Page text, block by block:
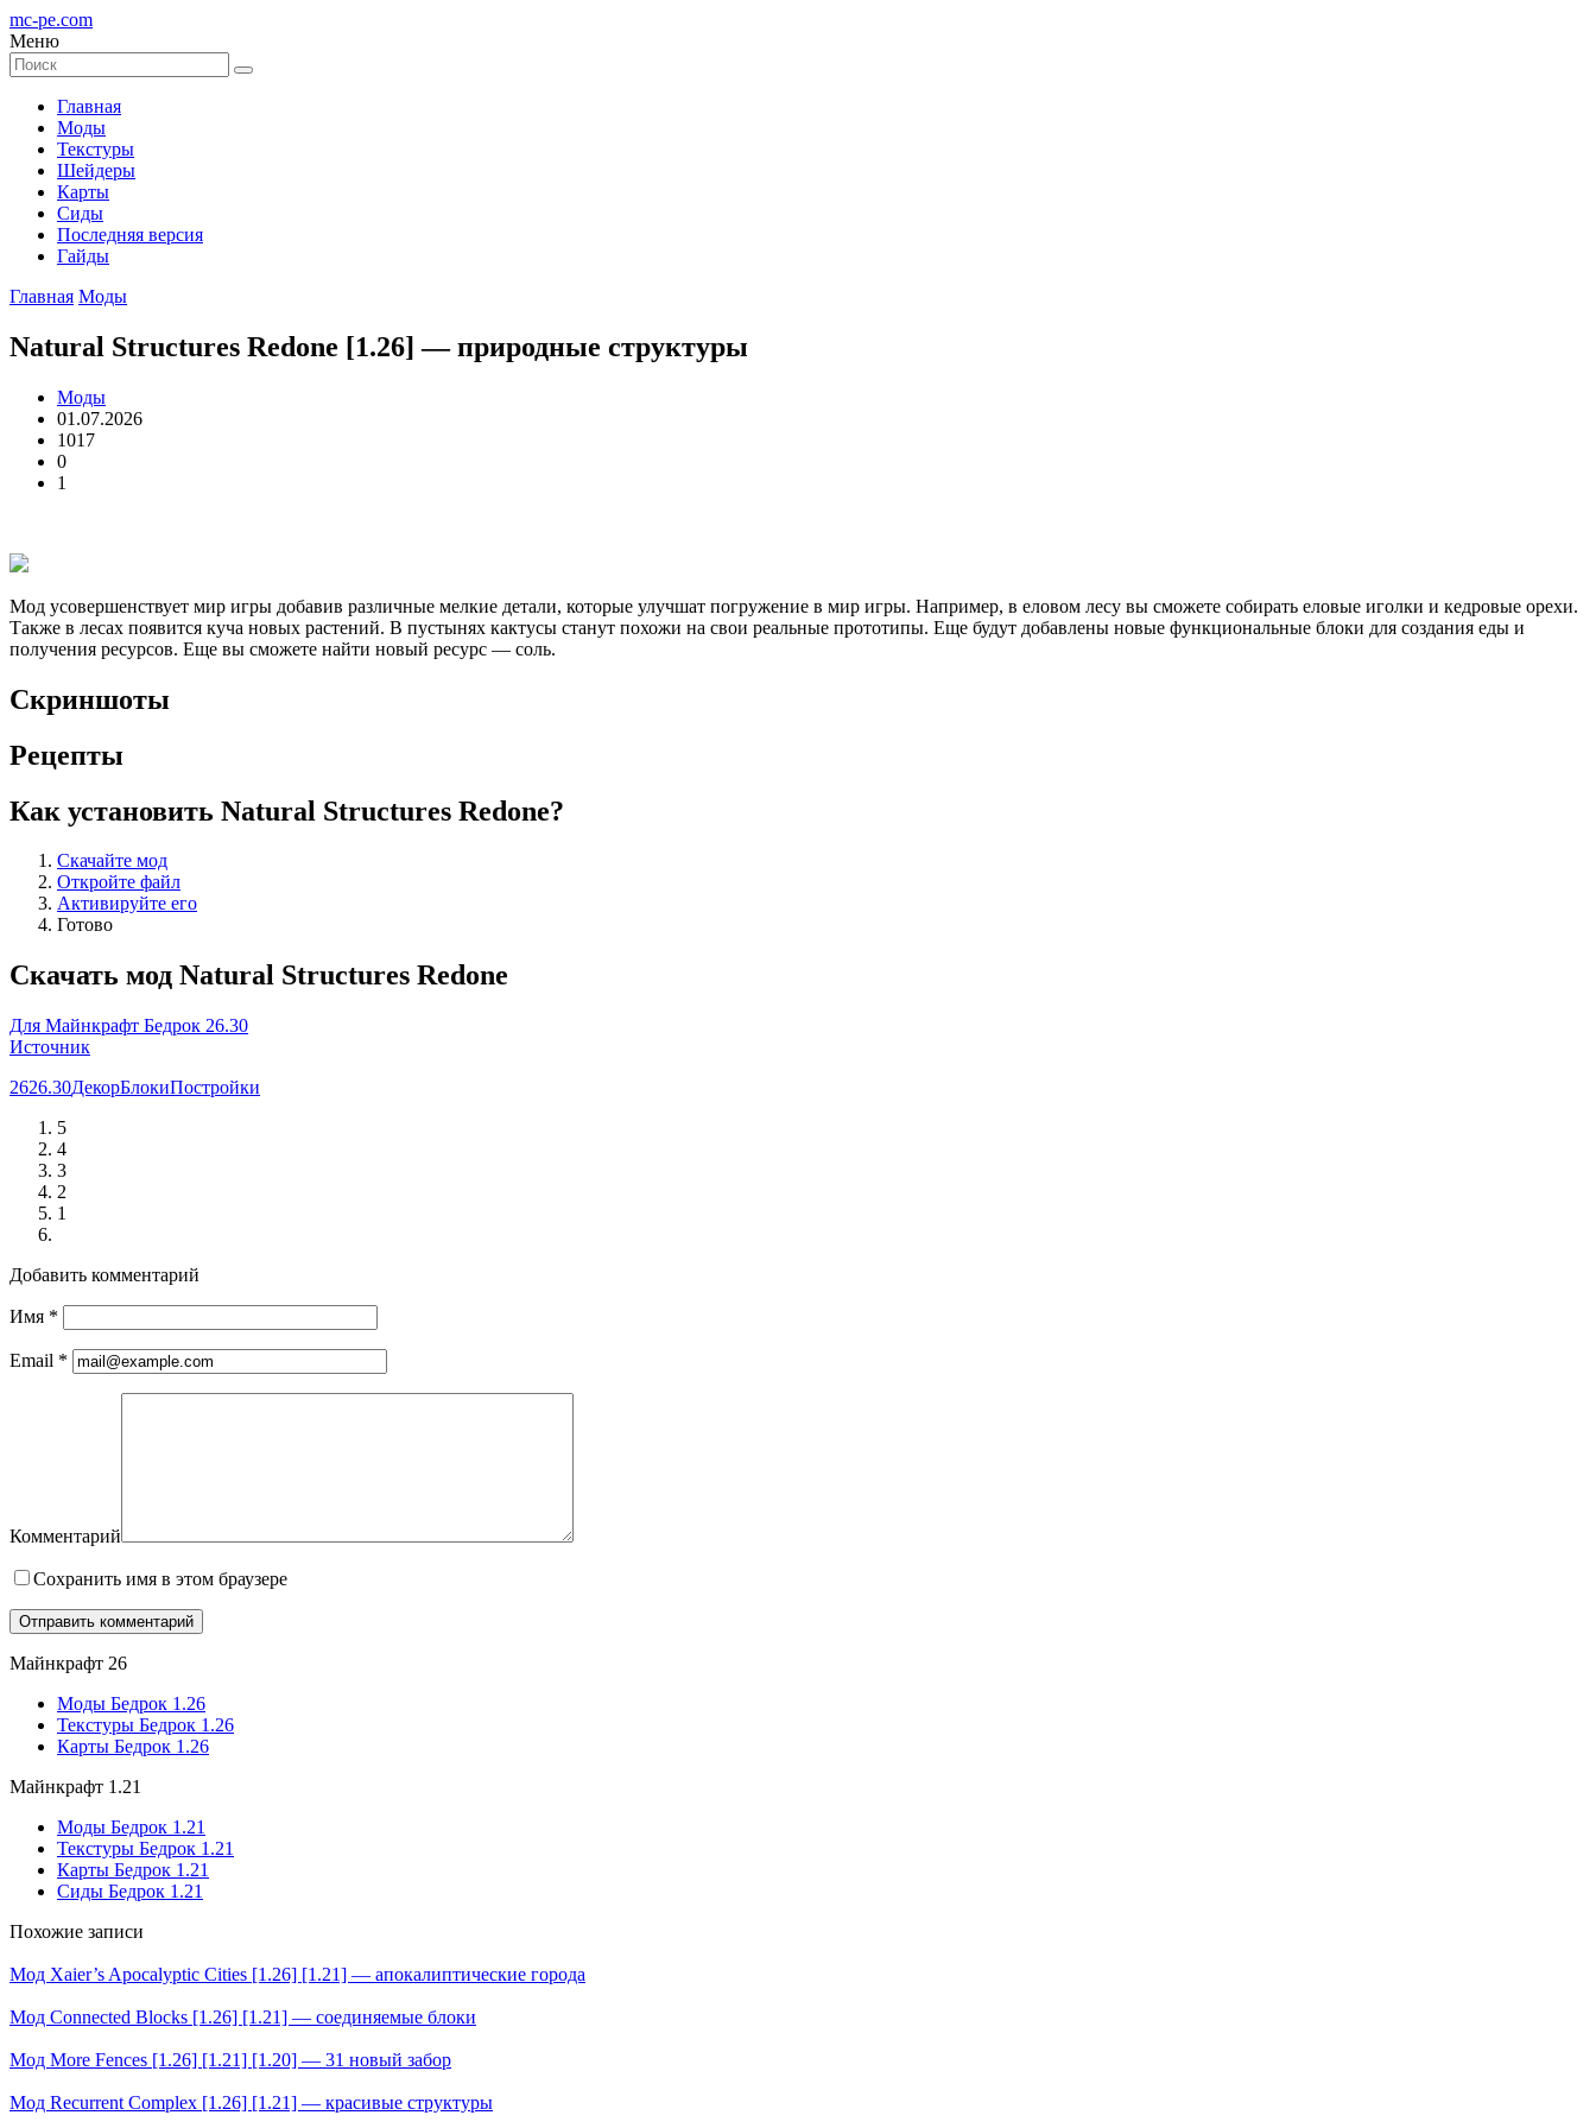
mc-pe.com
Меню
Главная
Моды
Текстуры
Шейдеры
Карты
Сиды
Последняя версия
Гайды
Главная Моды
Natural Structures Redone [1.26] — природные структуры
Моды
01.07.2026
1017
0
1
Мод усовершенствует мир игры добавив различные мелкие детали, которые улучшат погружение в мир игры. Например, в еловом лесу вы сможете собирать еловые иголки и кедровые орехи.
Также в лесах появится куча новых растений. В пустынях кактусы станут похожи на свои реальные прототипы. Еще будут добавлены новые функциональные блоки для создания еды и
получения ресурсов. Еще вы сможете найти новый ресурс — соль.
Скриншоты
Рецепты
Как установить Natural Structures Redone?
Скачайте мод
Откройте файл
Активируйте его
Готово
Скачать мод Natural Structures Redone
Для Майнкрафт Бедрок 26.30
Источник
2626.30ДекорБлокиПостройки
5
4
3
2
1
Добавить комментарий
Имя *
Email *
Комментарий
Сохранить имя в этом браузере
Майнкрафт 26
Моды Бедрок 1.26
Текстуры Бедрок 1.26
Карты Бедрок 1.26
Майнкрафт 1.21
Моды Бедрок 1.21
Текстуры Бедрок 1.21
Карты Бедрок 1.21
Сиды Бедрок 1.21
Похожие записи
Мод Xaier’s Apocalyptic Cities [1.26] [1.21] — апокалиптические города
Мод Connected Blocks [1.26] [1.21] — соединяемые блоки
Мод More Fences [1.26] [1.21] [1.20] — 31 новый забор
Мод Recurrent Complex [1.26] [1.21] — красивые структуры